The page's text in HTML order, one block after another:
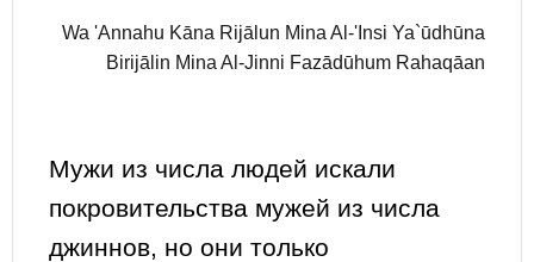
Wa 'Annahu Kāna Rijālun Mina Al-'Insi Ya`ūdhūna
Birijālin Mina Al-Jinni Fazādūhum Rahaqāan
Мужи из числа людей искали
покровительства мужей из числа
джиннов, но они только